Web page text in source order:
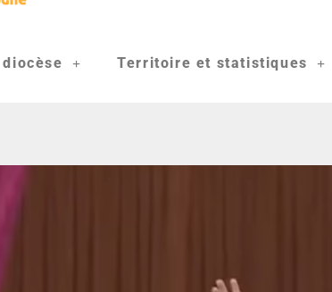
diocèse Territoire et statistiques